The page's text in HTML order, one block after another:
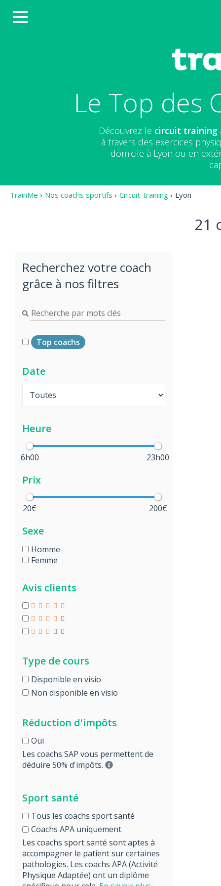
Le Top des
Découvrez le circuit training
à travers des exercices
domicile à Lyon ou en
TrainMe › Nos coachs sportifs › Circuit-training › Lyon
Recherchez votre coach
grâce à nos filtres
Top coachs
Date
Heure
6h00 23h00
Prix
20€ 200€
Sexe
Homme
Femme
Avis clients
Type de cours
Disponible en visio
Non disponible en visio
Réduction d'impôts
Oui
Les coachs SAP vous permettent de
déduire 50% d'impôts.
Sport santé
Tous les coachs sport santé
Coachs APA uniquement
Les coachs sport santé sont aptes à
accompagner le patient sur certaines
pathologies. Les coachs APA (Activité
Physique Adaptée) ont un diplôme
21